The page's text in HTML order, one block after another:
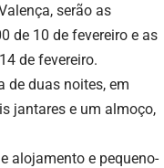
serão as
de 10 de fevereiro e as
de fevereiro.
de duas noites, em
jantares e um almoço,
alojamento e pequeno-